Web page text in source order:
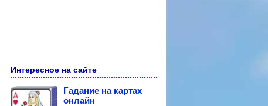
Интересное на сайте
Гадание на картах
онлайн